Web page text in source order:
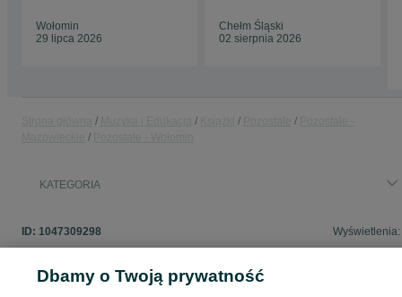
Wołomin
29 lipca 2026
Chełm Śląski
02 sierpnia 2026
KATEGORIA
ID: 1047309298 Wyświetlenia:
Dbamy o Twoją prywatność